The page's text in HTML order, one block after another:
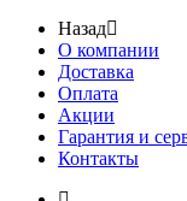
Назад
О компании
Доставка
Оплата
Акции
Гарантия и
Контакты